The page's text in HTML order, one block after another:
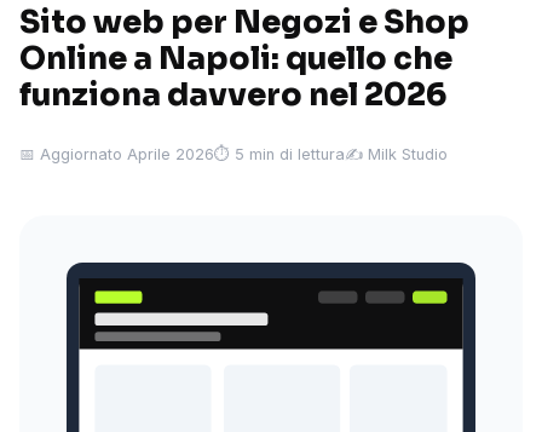
Sito web per Negozi e Shop
Online a Napoli: quello che
funziona davvero nel 2026
📅 Aggiornato Aprile 2026⏱ 5 min di lettura✍️ Milk Studio